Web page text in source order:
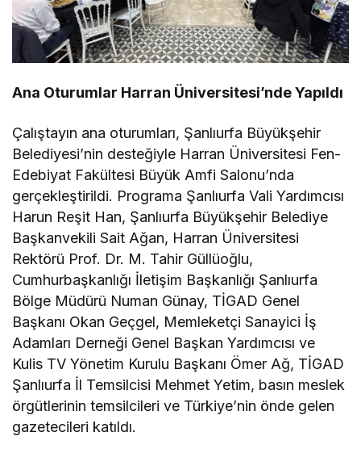
Ana Oturumlar Harran Üniversitesi’nde Yapıldı
Çalıştayın ana oturumları, Şanlıurfa Büyükşehir
Belediyesi’nin desteğiyle Harran Üniversitesi Fen-
Edebiyat Fakültesi Büyük Amfi Salonu’nda
gerçekleştirildi. Programa Şanlıurfa Vali Yardımcısı
Harun Reşit Han, Şanlıurfa Büyükşehir Belediye
Başkanvekili Sait Ağan, Harran Üniversitesi
Rektörü Prof. Dr. M. Tahir Güllüoğlu,
Cumhurbaşkanlığı İletişim Başkanlığı Şanlıurfa
Bölge Müdürü Numan Günay, TİGAD Genel
Başkanı Okan Geçgel, Memleketçi Sanayici İş
Adamları Derneği Genel Başkan Yardımcısı ve
Kulis TV Yönetim Kurulu Başkanı Ömer Ağ, TİGAD
Şanlıurfa İl Temsilcisi Mehmet Yetim, basın meslek
örgütlerinin temsilcileri ve Türkiye’nin önde gelen
gazetecileri katıldı.